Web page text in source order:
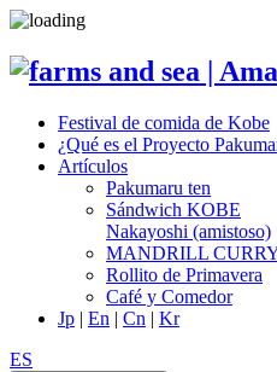
Festival de comida de Kobe
¿Qué es el Proyecto
Artículos
Pakumaru ten
Sándwich KOBE
Nakayoshi (amistoso)
MANDRILL
Rollito de Primavera
Café y Comedor
Jp | En | Cn | Kr
ES